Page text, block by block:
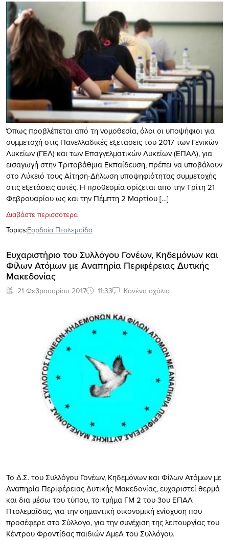
Όπως προβλέπεται από τη νομοθεσία, όλοι οι υποψήφιοι για
συμμετοχή στις Πανελλαδικές εξετάσεις του 2017 των Γενικών
Λυκείων (ΓΕΛ) και των Επαγγελματικών Λυκείων (ΕΠΑΛ), για
εισαγωγή στην Τριτοβάθμια Εκπαίδευση, πρέπει να υποβάλουν
στο Λύκειό τους Αίτηση-Δήλωση υποψηφιότητας συμμετοχής
στις εξετάσεις αυτές. Η προθεσμία ορίζεται από την Τρίτη 21
Φεβρουαρίου ως και την Πέμπτη 2 Μαρτίου […]
Διαβάστε περισσότερα
Topics:Εορδαία Πτολεμαΐδα
Ευχαριστήριο του Συλλόγου Γονέων, Κηδεμόνων και
Φίλων Ατόμων με Αναπηρία Περιφέρειας Δυτικής
Μακεδονίας
21 Φεβρουαρίου 2017 11:33 Κανένα σχόλιο
Το Δ.Σ. του Συλλόγου Γονέων, Κηδεμόνων και Φίλων Ατόμων με
Αναπηρία Περιφέρειας Δυτικής Μακεδονίας, ευχαριστεί θερμά
και δια μέσω του τύπου, το τμήμα ΓΜ 2 του 3ου ΕΠΑΛ
Πτολεμαΐδας, για την σημαντική οικονομική ενίσχυση που
προσέφερε στο Σύλλογο, για την συνέχιση της λειτουργίας του
Κέντρου Φροντίδας παιδιών ΑμεΑ του Συλλόγου.